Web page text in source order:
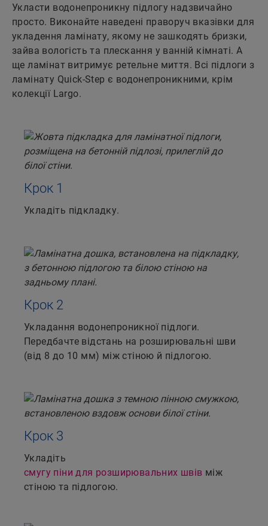
Укласти водонепроникну підлогу надзвичайно
просто. Виконайте наведені праворуч вказівки для
укладення ламінату, якому не зашкодять бризки,
зайва вологість та плескання у ванній кімнаті. А
ще ламінат витримує ретельне миття. Всі підлоги з
ламінату Quick-Step є водонепроникними, крім
колекції Largo.
Крок 1
Укладіть підкладку.
Крок 2
Укладання водонепроникної підлоги.
Передбачте відстань на розширювальні шви
(від 8 до 10 мм) між стіною й підлогою.
Крок 3
Укладіть
смугу піни для розширювальних швів між
стіною та підлогою.